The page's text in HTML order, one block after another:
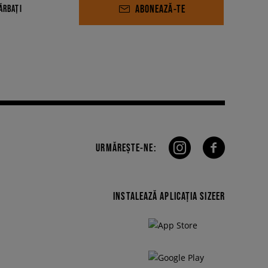
ABONEAZĂ-TE
URMĂREȘTE-NE:
INSTALEAZĂ APLICAȚIA SIZEER